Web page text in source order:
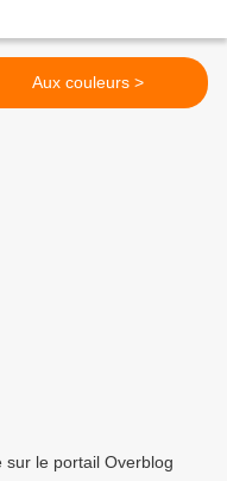
Aux couleurs >
sur le portail Overblog